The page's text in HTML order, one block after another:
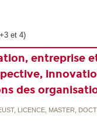
et 4)
entreprise
des
LICENCE, MASTER,